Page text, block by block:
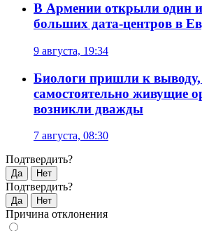
В Армении открыли один
больших дата-центров в
9 августа, 19:34
Биологи пришли к выводу,
самостоятельно живущие
возникли дважды
7 августа, 08:30
Подтвердить?
Да Нет
Подтвердить?
Да Нет
Причина отклонения